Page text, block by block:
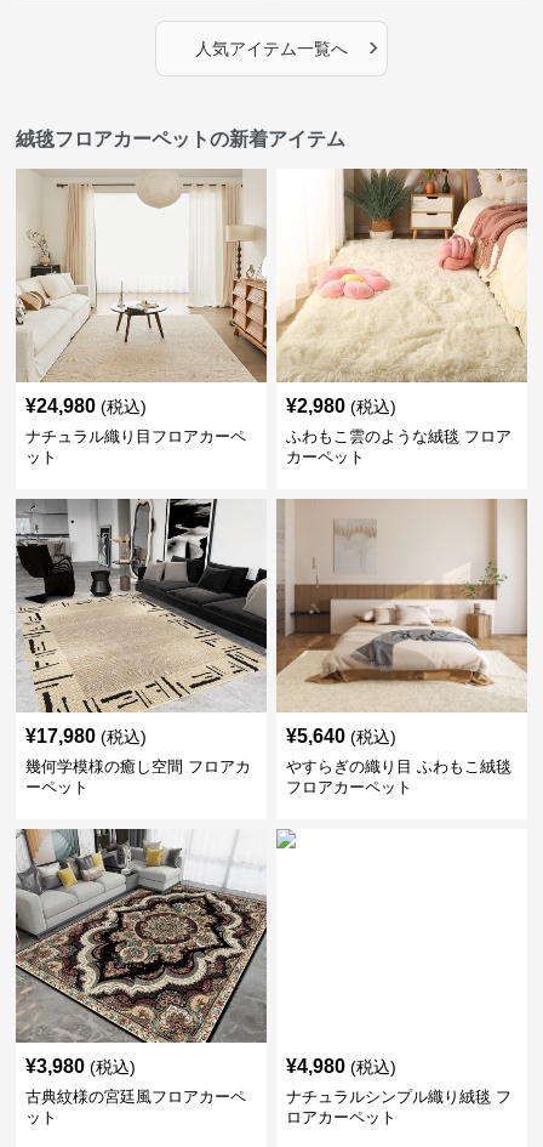
人気アイテム一覧へ ›
絨毯フロアカーペットの新着アイテム
¥24,980 (税込)
ナチュラル織り目フロアカーペ
ット
¥2,980 (税込)
ふわもこ雲のような絨毯 フロア
カーペット
¥17,980 (税込)
幾何学模様の癒し空間 フロアカ
ーペット
¥5,640 (税込)
やすらぎの織り目 ふわもこ絨毯
フロアカーペット
¥3,980 (税込)
古典紋様の宮廷風フロアカーペ
ット
¥4,980 (税込)
ナチュラルシンプル織り絨毯 フ
ロアカーペット